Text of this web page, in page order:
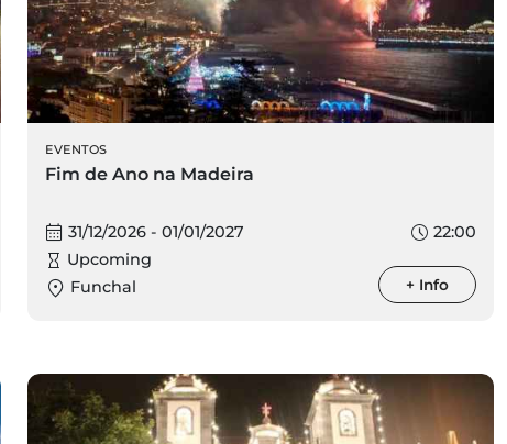
EVENTOS
Fim de Ano na Madeira
31/12/2026 - 01/01/2027
22:00
Upcoming
Funchal
+ Info